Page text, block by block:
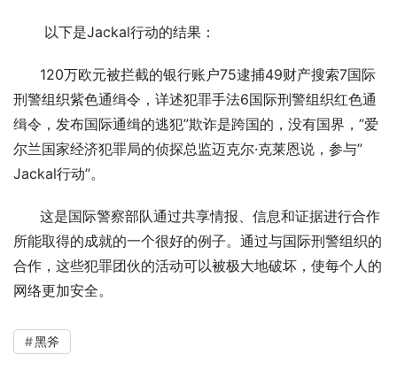
       以下是Jackal行动的结果：
120万欧元被拦截的银行账户75逮捕49财产搜索7国际
刑警组织紫色通缉令，详述犯罪手法6国际刑警组织红色通
缉令，发布国际通缉的逃犯”欺诈是跨国的，没有国界，”爱
尔兰国家经济犯罪局的侦探总监迈克尔·克莱恩说，参与”
Jackal行动”。
所能取得的成就的一个很好的例子。通过与国际刑警组织的
合作，这些犯罪团伙的活动可以被极大地破坏，使每个人的
网络更加安全。
黑斧